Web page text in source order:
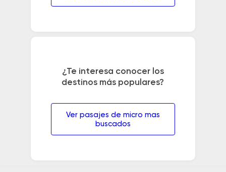
¿Te interesa conocer los
destinos más populares?
Ver pasajes de micro mas
buscados